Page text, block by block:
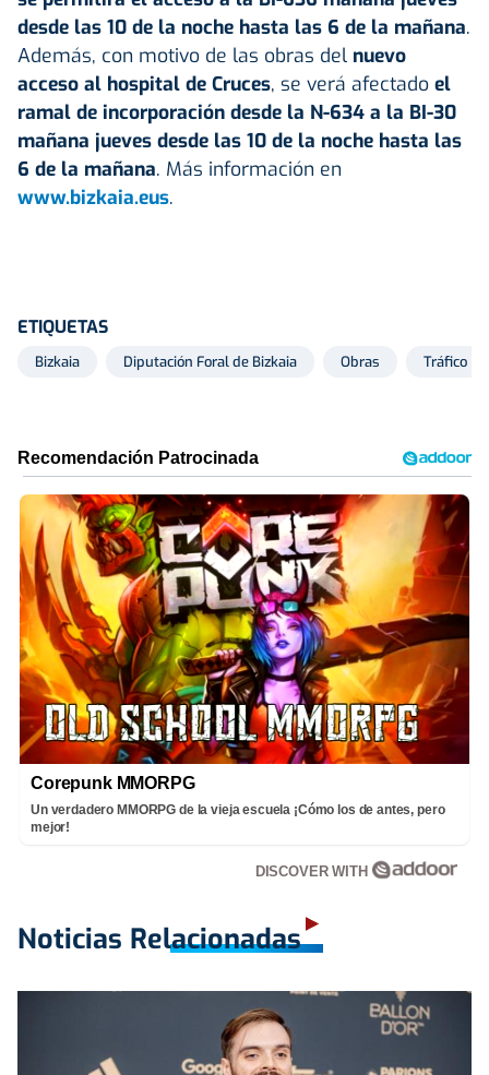
desde las 10 de la noche hasta las 6 de la mañana.
Además, con motivo de las obras del nuevo
acceso al hospital de Cruces, se verá afectado el
ramal de incorporación desde la N-634 a la BI-30
mañana jueves desde las 10 de la noche hasta las
6 de la mañana. Más información en
www.bizkaia.eus.
ETIQUETAS
Bizkaia Diputación Foral de Bizkaia Obras Tráfico
Corepunk MMORPG
Un verdadero MMORPG de la vieja escuela ¡Cómo los de antes, pero
mejor!
DISCOVER WITH
Noticias Relacionadas